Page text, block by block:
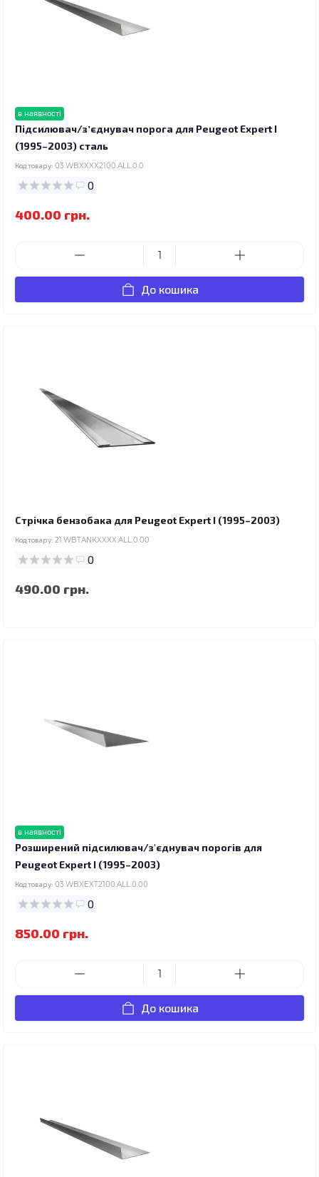
в наявності
Підсилювач/зʼєднувач порога для Peugeot Expert I
(1995–2003) сталь
Код товару: 03.WBXXXX2100.ALL.0.0
0
400.00 грн.
До кошика
Стрічка бензобака для Peugeot Expert I (1995–2003)
Код товару: 21.WBTANKXXXX.ALL.0.00
0
490.00 грн.
в наявності
Розширений підсилювач/з'єднувач порогів для
Peugeot Expert I (1995–2003)
Код товару: 03.WBXEXT2100.ALL.0.00
0
850.00 грн.
До кошика